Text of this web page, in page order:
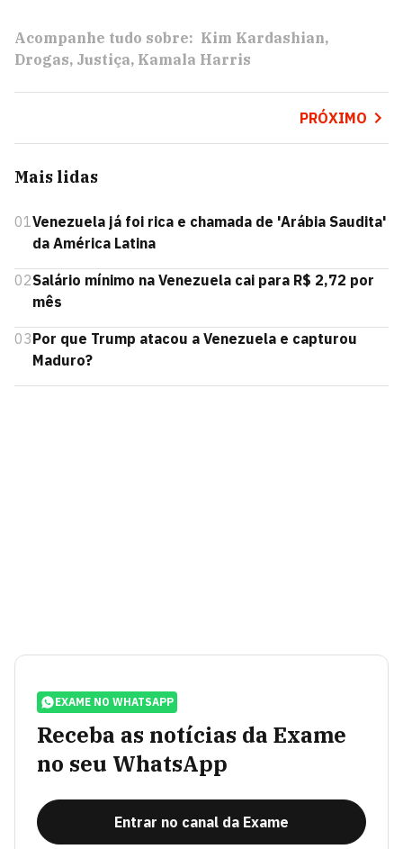
Acompanhe tudo sobre: Kim Kardashian
Drogas Justiça Kamala Harris
PRÓXIMO
Mais lidas
01Venezuela já foi rica e chamada de 'Arábia Saudita'
da América Latina
02Salário mínimo na Venezuela cai para R$ 2,72 por
mês
03Por que Trump atacou a Venezuela e capturou
Maduro?
EXAME NO WHATSAPP
Receba as notícias da Exame
no seu WhatsApp
Entrar no canal da Exame